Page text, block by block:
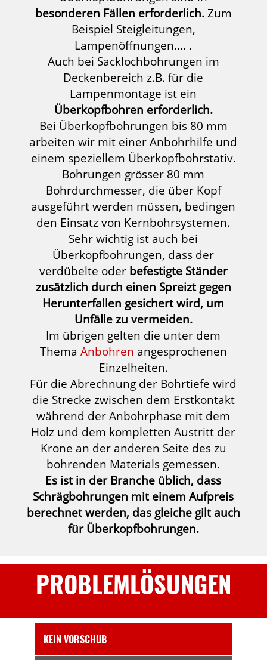
besonderen Fällen erforderlich.Zum
Beispiel Steigleitungen,
Lampenöffnungen.... .
Auch bei Sacklochbohrungen im
Deckenbereich z.B. für die
Lampenmontage ist ein
Überkopfbohren erforderlich.
Bei Überkopfbohrungen bis 80 mm
arbeiten wir mit einer Anbohrhilfe und
einem speziellem Überkopfbohrstativ.
Bohrungen grösser 80 mm
Bohrdurchmesser, die über Kopf
ausgeführt werden müssen, bedingen
den Einsatz von Kernbohrsystemen.
Sehr wichtig ist auch bei
Überkopfbohrungen, dass der
verdübelte oder befestigte Ständer
zusätzlich durch einen Spreizt gegen
Herunterfallen gesichert wird, um
Unfälle zu vermeiden.
Im übrigen gelten die unter dem
Thema Anbohren angesprochenen
Einzelheiten.
Für die Abrechnung der Bohrtiefe wird
die Strecke zwischen dem Erstkontakt
während der Anbohrphase mit dem
Holz und dem kompletten Austritt der
Krone an der anderen Seite des zu
bohrenden Materials gemessen.
Es ist in der Branche üblich, dass
Schrägbohrungen mit einem Aufpreis
berechnet werden, das gleiche gilt auch
für Überkopfbohrungen.
PROBLEMLÖSUNGEN
KEIN VORSCHUB